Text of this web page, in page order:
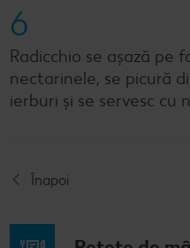
6
Radicchio se așază pe
nectarinele, se picură
ierburi și se servesc cu
Înapoi